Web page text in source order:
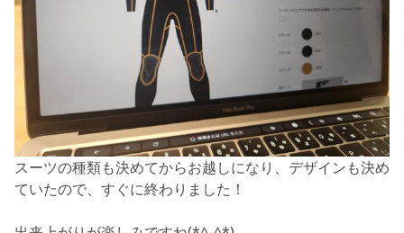
スーツの種類も決めてからお越しになり、デザインも決め
ていたので、すぐに終わりました！